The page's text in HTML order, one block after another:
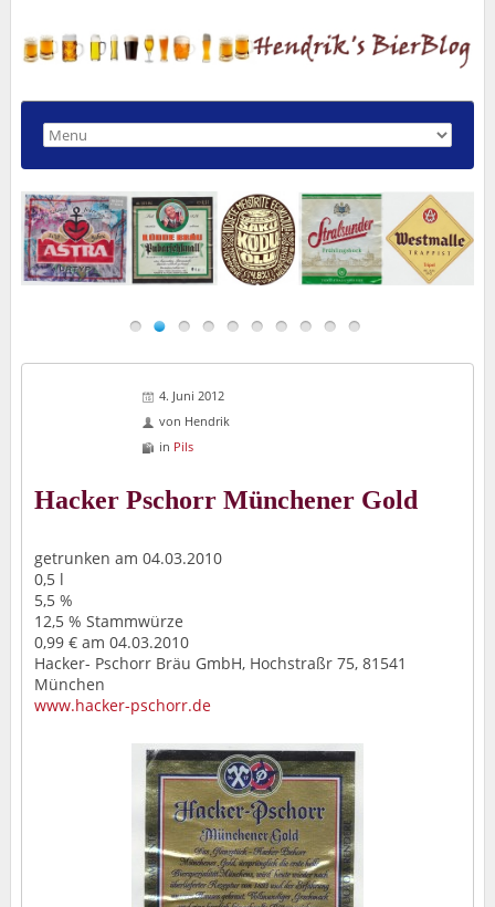
4. Juni 2012
von Hendrik
in Pils
Hacker Pschorr Münchener Gold
getrunken am 04.03.2010
0,5 l
5,5 %
12,5 % Stammwürze
0,99 € am 04.03.2010
Hacker- Pschorr Bräu GmbH, Hochstraßr 75, 81541
München
www.hacker-pschorr.de